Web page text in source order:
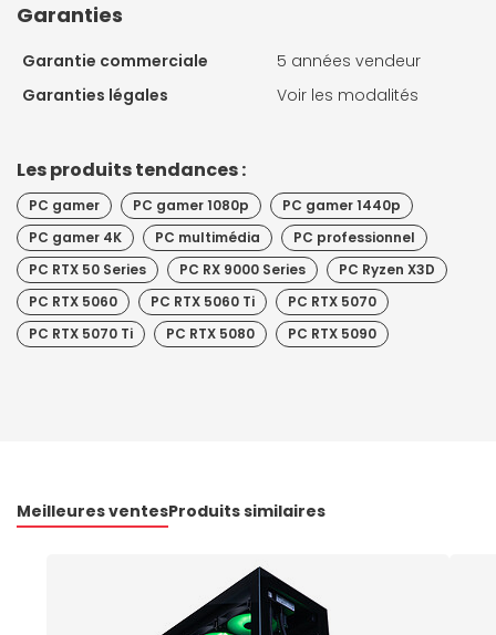
Garanties
Garantie commerciale
5 années vendeur
Garanties légales
Voir les modalités
Les produits tendances :
PC gamer PC gamer 1080p
PC gamer 1440p
PC gamer 4K
PC multimédia
PC professionnel
PC RTX 50 Series
PC RX 9000 Series
PC Ryzen X3D
PC RTX 5060
PC RTX 5060 Ti
PC RTX 5070
PC RTX 5070 Ti
PC RTX 5080 PC RTX 5090
Meilleures ventesProduits similaires